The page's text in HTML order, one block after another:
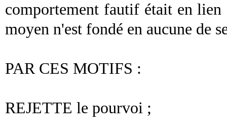
comportement fautif était en
moyen n'est fondé en aucune de
PAR CES MOTIFS :
REJETTE le pourvoi ;